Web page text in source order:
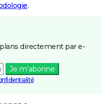
.
directement par e-
Je m'abonne